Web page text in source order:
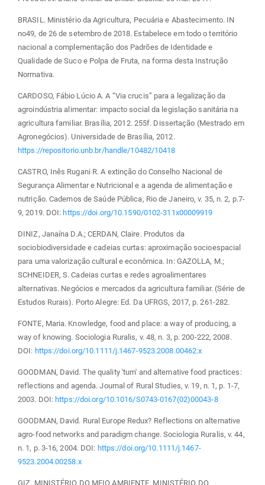
BRASIL. Ministério da Agricultura, Pecuária e Abastecimento. IN
no49, de 26 de setembro de 2018. Estabelece em todo o território
nacional a complementação dos Padrões de Identidade e
Qualidade de Suco e Polpa de Fruta, na forma desta Instrução
Normativa.
CARDOSO, Fábio Lúcio A. A “Via crucis” para a legalização da
agroindústria alimentar: impacto social da legislação sanitária na
agricultura familiar. Brasília, 2012. 255f. Dissertação (Mestrado em
Agronegócios). Universidade de Brasília, 2012.
https://repositorio.unb.br/handle/10482/10418
CASTRO, Inês Rugani R. A extinção do Conselho Nacional de
Segurança Alimentar e Nutricional e a agenda de alimentação e
nutrição. Cadernos de Saúde Pública, Rio de Janeiro, v. 35, n. 2, p.7-
9, 2019. DOI:https://doi.org/10.1590/0102-311x00009919
DINIZ, Janaína D.A.; CERDAN, Claire. Produtos da
sociobiodiversidade e cadeias curtas: aproximação socioespacial
para uma valorização cultural e econômica. In: GAZOLLA, M.;
SCHNEIDER, S. Cadeias curtas e redes agroalimentares
alternativas. Negócios e mercados da agricultura familiar. (Série de
Estudos Rurais). Porto Alegre: Ed. Da UFRGS, 2017, p. 261-282.
FONTE, Maria. Knowledge, food and place: a way of producing, a
way of knowing. Sociologia Ruralis, v. 48, n. 3, p. 200-222, 2008.
DOI: https://doi.org/10.1111/j.1467-9523.2008.00462.x
GOODMAN, David. The quality 'turn' and alternative food practices:
reflections and agenda. Journal of Rural Studies, v. 19, n. 1, p. 1-7,
2003. DOI:https://doi.org/10.1016/S0743-0167(02)00043-8
GOODMAN, David. Rural Europe Redux? Reflections on alternative
agro-food networks and paradigm change. Sociologia Ruralis, v. 44,
n. 1, p. 3-16, 2004. DOI: https://doi.org/10.1111/j.1467-
9523.2004.00258.x
GIZ, MINISTÉRIO DO MEIO AMBIENTE. MINISTÉRIO DO